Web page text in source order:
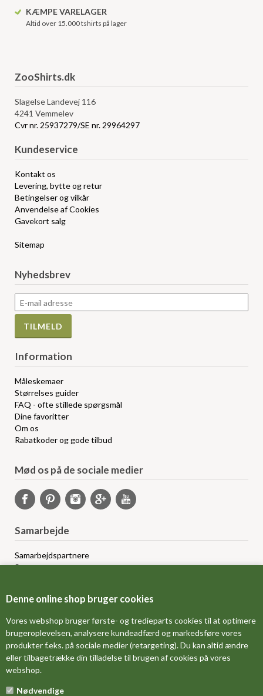
Denne online shop bruger cookies
Vores webshop bruger første- og tredieparts cookies til at optimere
brugeroplevelsen, analysere kundeadfærd og markedsføre vores
produkter f.eks. på sociale medier (retargeting). Du kan altid ændre
eller tilbagetrække din tilladelse til brugen af cookies på vores
webshop.
Nødvendige
KÆMPE VARELAGER
Altid over 15.000 tshirts på lager
ZooShirts.dk
Slagelse Landevej 116
4241 Vemmelev
Cvr nr. 25937279/SE nr. 29964297
Kundeservice
Kontakt os
Levering, bytte og retur
Betingelser og vilkår
Anvendelse af Cookies
Gavekort salg
Sitemap
Nyhedsbrev
Information
Måleskemaer
Størrelses guider
FAQ - ofte stillede spørgsmål
Dine favoritter
Om os
Rabatkoder og gode tilbud
Mød os på de sociale medier
Samarbejde
Samarbejdspartnere
Sponsorprogram
Grossistsalg
FORSIDE
OM OS